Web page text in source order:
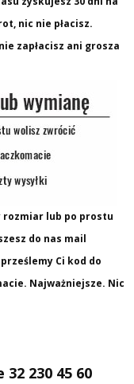
nic nie płacisz.
zapłacisz ani grosza
rozmiar lub po prostu
do nas mail
Ci kod do
Najważniejsze. Nic
230 45 60